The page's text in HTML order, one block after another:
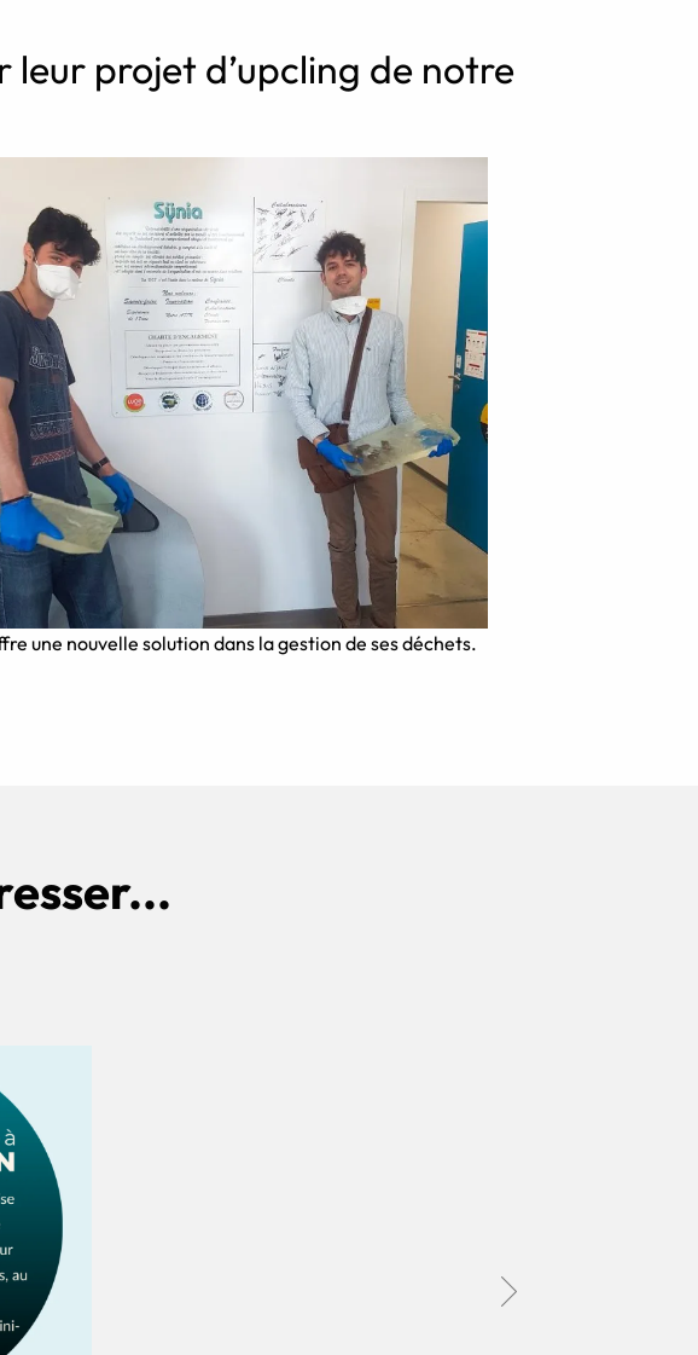
leur projet d’upcling de notre
une nouvelle solution dans la gestion de ses déchets.